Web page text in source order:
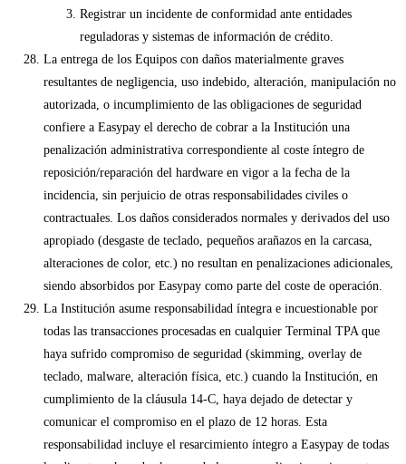
Registrar un incidente de conformidad ante entidades
reguladoras y sistemas de información de crédito.
La entrega de los Equipos con daños materialmente graves
resultantes de negligencia, uso indebido, alteración, manipulación no
autorizada, o incumplimiento de las obligaciones de seguridad
confiere a Easypay el derecho de cobrar a la Institución una
penalización administrativa correspondiente al coste íntegro de
reposición/reparación del hardware en vigor a la fecha de la
incidencia, sin perjuicio de otras responsabilidades civiles o
contractuales. Los daños considerados normales y derivados del uso
apropiado (desgaste de teclado, pequeños arañazos en la carcasa,
alteraciones de color, etc.) no resultan en penalizaciones adicionales,
siendo absorbidos por Easypay como parte del coste de operación.
La Institución asume responsabilidad íntegra e incuestionable por
todas las transacciones procesadas en cualquier Terminal TPA que
haya sufrido compromiso de seguridad (skimming, overlay de
teclado, malware, alteración física, etc.) cuando la Institución, en
cumplimiento de la cláusula 14-C, haya dejado de detectar y
comunicar el compromiso en el plazo de 12 horas. Esta
responsabilidad incluye el resarcimiento íntegro a Easypay de todas